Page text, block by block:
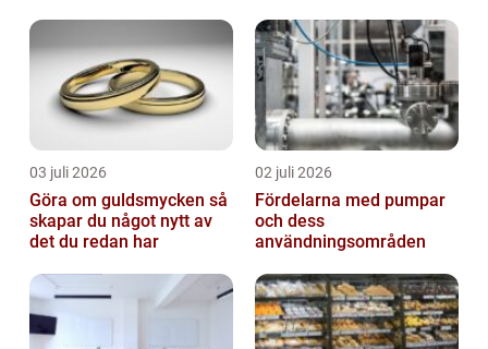
03 juli 2026
Göra om guldsmycken så
skapar du något nytt av
det du redan har
02 juli 2026
Fördelarna med pumpar
och dess
användningsområden